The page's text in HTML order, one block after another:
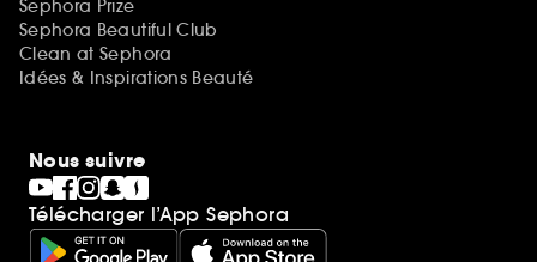
Sephora Prize
Sephora Beautiful Club
Clean at Sephora
Idées & Inspirations Beauté
Nous suivre
Télécharger l’App Sephora